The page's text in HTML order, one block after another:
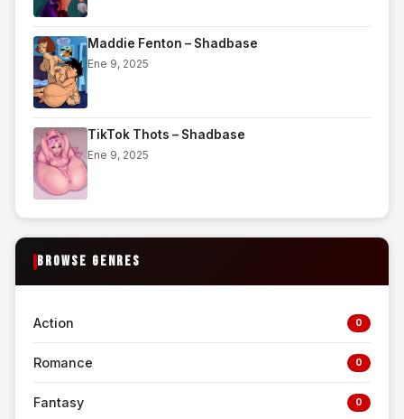
Maddie Fenton – Shadbase
Ene 9, 2025
TikTok Thots – Shadbase
Ene 9, 2025
BROWSE GENRES
Action 0
Romance 0
Fantasy 0